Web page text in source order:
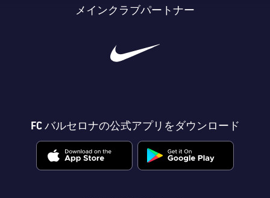
メインクラブパートナー
FC バルセロナの公式アプリをダウンロード